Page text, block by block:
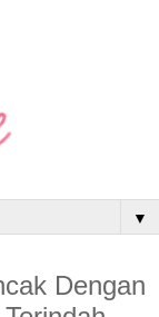
▼
Dengan